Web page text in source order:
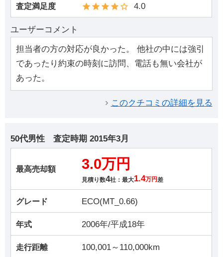
査定満足度 4.0
ユーザーコメント
担当者の方の対応が良かった。 他社の中には強引
であったり約束の時刻に訪問、電話も無い会社が
あった。
このクチコミの詳細を見る
50代男性 査定時期 2015年3月
最高売却額 3.0万円
見積り数4社：最大1.4万円 差
グレード ECO(MT_0.66)
年式 2006年/平成18年
走行距離 100,001～110,000km